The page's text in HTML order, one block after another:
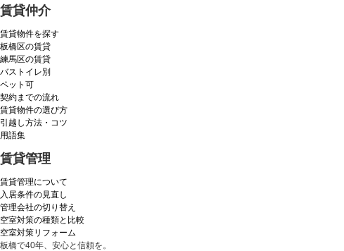
賃貸仲介
賃貸物件を探す
板橋区の賃貸
練馬区の賃貸
バストイレ別
ペット可
契約までの流れ
賃貸物件の選び方
引越し方法・コツ
用語集
賃貸管理
賃貸管理について
入居条件の見直し
管理会社の切り替え
空室対策の種類と比較
空室対策リフォーム
板橋で40年、安心と信頼を。